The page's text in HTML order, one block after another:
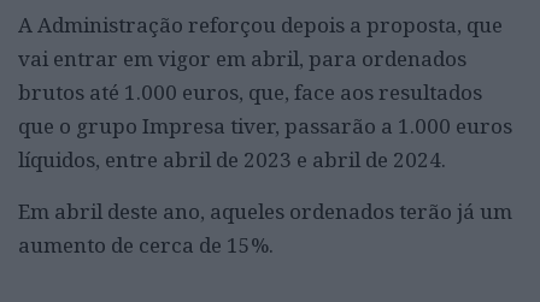
A Administração reforçou depois a proposta, que
vai entrar em vigor em abril, para ordenados
brutos até 1.000 euros, que, face aos resultados
que o grupo Impresa tiver, passarão a 1.000 euros
líquidos, entre abril de 2023 e abril de 2024.
Em abril deste ano, aqueles ordenados terão já um
aumento de cerca de 15%.